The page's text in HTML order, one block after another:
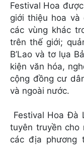
Festival Hoa
giới thiệu hoa
các vùng khác
trên thế giới;
B’Lao và tơ lụa
kiện văn hóa,
cộng đồng cư
và ngoài nước.
Festival Hoa Đà
tuyên truyền cho
các địa phương